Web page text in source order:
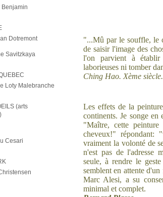
Benjamin
Dotremont
Savitzkaya
Loty Malebranche
(arts
Cesari
"...Mû par le souffle, le
de saisir l'image des
l'on parvient à établir
laborieuses ni tomber
Ching Hao. Xème siècle.
Les effets de la
continents. Je songe
"Maître, cette
cheveux!"
vraiment la volonté de
n'est pas de l'adresse
seule, à rendre le
semblent en attente
Marc Alesi, a su
minimal et complet.